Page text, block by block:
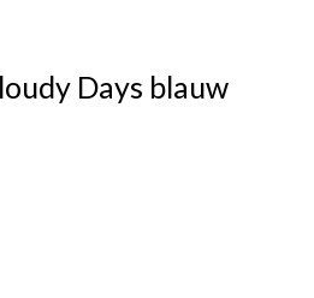
Days blauw